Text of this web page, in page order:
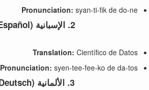
Pronunciation: syan-ti-fik de do-ne
2. الإسبانية (Español)
Translation: Científico de Datos
Pronunciation: syen-tee-fee-ko de da-tos
3. الألمانية (Deutsch)